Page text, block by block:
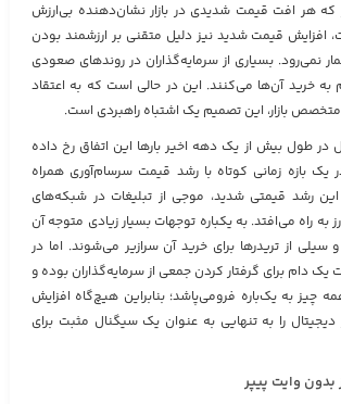
هر افت قیمت شدیدی در بازار نشان‌دهنده بی‌ارزش
افزایش قیمت شدید نیز دلیل متقنی بر ارزشمند بودن
نمی‌رود. بسیاری از سرمایه‌گذاران در روندهای صعودی
به خرید آن‌ها می‌کنند. این در حالی است که به اعتقاد
متخصص بازار، این تصمیم یک اشتباه راهبردی است.
در طول بیش از یک دهه اخیر بارها این اتفاق رخ داده
یک بازه زمانی کوتاه با رشد قیمت سرسام‌آوری همراه
رشد قیمتی شدید، موجی از تبلیغات در شبکه‌های
به راه می‌افتد. به یکباره توجهات بسیار زیادی متوجه آن
سیلی از تریدرها برای خرید آن سرازیر می‌شوند. اما در
یک دام برای گرفتار کردن جمعی از سرمایه‌گذاران بوده و
به یک‌باره فرومی‌پاشد؛ بنابراین هیچ‌گاه افزایش
را به تنهایی به عنوان یک سیگنال مثبت برای
بدون وایت پیپر